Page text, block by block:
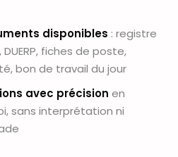
disponibles : registre
fiches de poste,
bon de travail du jour
avec précision en
sans interprétation ni